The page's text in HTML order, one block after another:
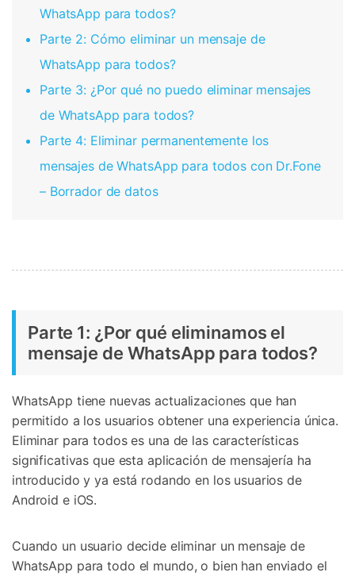
WhatsApp para todos?
Parte 2: Cómo eliminar un mensaje de
WhatsApp para todos?
Parte 3: ¿Por qué no puedo eliminar mensajes
de WhatsApp para todos?
Parte 4: Eliminar permanentemente los
mensajes de WhatsApp para todos con Dr.Fone
– Borrador de datos
Parte 1: ¿Por qué eliminamos el
mensaje de WhatsApp para todos?
WhatsApp tiene nuevas actualizaciones que han
permitido a los usuarios obtener una experiencia única.
Eliminar para todos es una de las características
significativas que esta aplicación de mensajería ha
introducido y ya está rodando en los usuarios de
Android e iOS.
Cuando un usuario decide eliminar un mensaje de
WhatsApp para todo el mundo, o bien han enviado el